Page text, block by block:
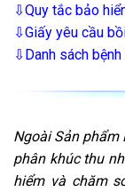
⇩Quy tắc bảo
⇩Giấy yêu cầu
⇩Danh sách
Ngoài Sản phẩm
phân khúc thu
hiểm và chăm